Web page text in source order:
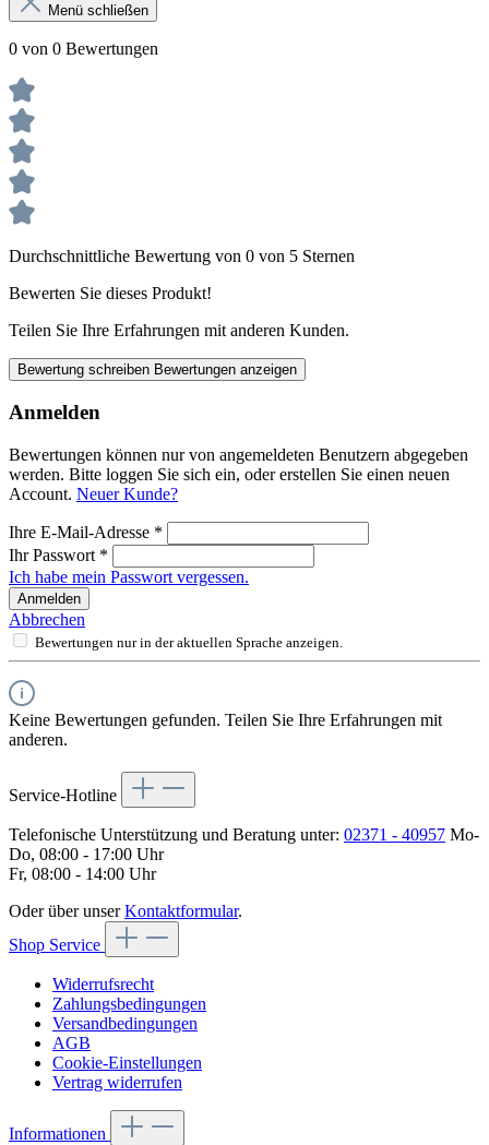
Menü schließen
0 von 0 Bewertungen
Durchschnittliche Bewertung von 0 von 5 Sternen
Bewerten Sie dieses Produkt!
Teilen Sie Ihre Erfahrungen mit anderen Kunden.
Bewertung schreiben Bewertungen anzeigen
Anmelden
Bewertungen können nur von angemeldeten Benutzern abgegeben
werden. Bitte loggen Sie sich ein, oder erstellen Sie einen neuen
Account. Neuer Kunde?
Ihre E-Mail-Adresse *
Ihr Passwort *
Ich habe mein Passwort vergessen.
Anmelden
Abbrechen
Bewertungen nur in der aktuellen Sprache anzeigen.
Keine Bewertungen gefunden. Teilen Sie Ihre Erfahrungen mit
anderen.
Service-Hotline
Telefonische Unterstützung und Beratung unter: 02371 - 40957 Mo-
Do, 08:00 - 17:00 Uhr
Fr, 08:00 - 14:00 Uhr
Oder über unserKontaktformular.
Shop Service
Widerrufsrecht
Zahlungsbedingungen
Versandbedingungen
AGB
Cookie-Einstellungen
Vertrag widerrufen
Informationen